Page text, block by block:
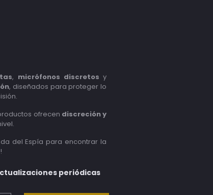
, micrófonos discretos y
, diseñados para proteger lo
ofrecen discreción y
del Espía para encontrar la
periódicas